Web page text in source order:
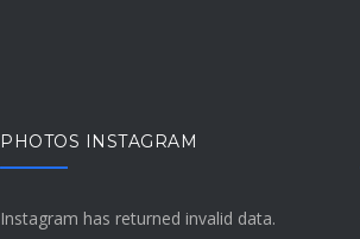
PHOTOS INSTAGRAM
Instagram has returned invalid data.